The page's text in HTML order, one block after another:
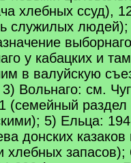
хлебных ссуд),
служилых
у кабацких и
в валуйскую
Вольнаго: см.
(семейный
5) Ельца:
донских
хлебных